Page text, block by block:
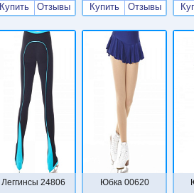
Купить Отзывы Купить Отзывы
Леггинсы 24806 Юбка 00620